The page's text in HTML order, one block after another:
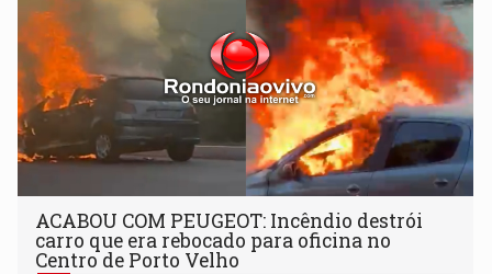
ACABOU COM PEUGEOT: Incêndio destrói
carro que era rebocado para oficina no
Centro de Porto Velho